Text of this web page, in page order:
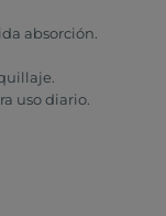
absorción.
uso diario.